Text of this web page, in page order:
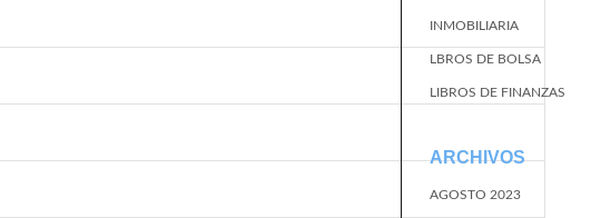
INMOBILIARIA
LBROS DE BOLSA
LIBROS DE FINANZAS
ARCHIVOS
AGOSTO 2023